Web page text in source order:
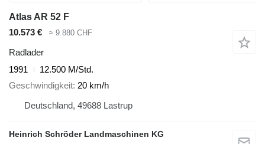
Atlas AR 52 F
10.573 €
≈ 9.880 CHF
Radlader
1991
12.500 M/Std.
Geschwindigkeit 20 km/h
Deutschland, 49688 Lastrup
Heinrich Schröder Landmaschinen KG